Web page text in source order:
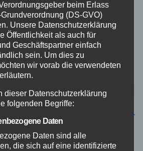
beim Erlass
(DS-GVO)
Unsere Datenschutzerklärung
Öffentlichkeit als auch für
Geschäftspartner einfach
sein. Um dies zu
wir vorab die verwendeten
dieser Datenschutzerklärung
folgenden Begriffe:
Daten
Daten sind alle
die sich auf eine identifizierte